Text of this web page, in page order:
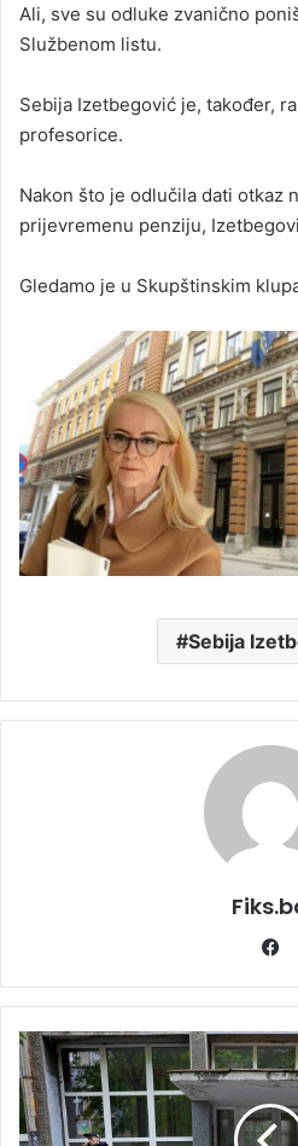
Ali, sve su odluke zvanično
Službenom listu.
Sebija Izetbegović je, također,
profesorice.
Nakon što je odlučila dati otkaz
prijevremenu penziju,
Gledamo je u Skupštinskim
Sebija
Nova
drama
u
"Ribnikaru",